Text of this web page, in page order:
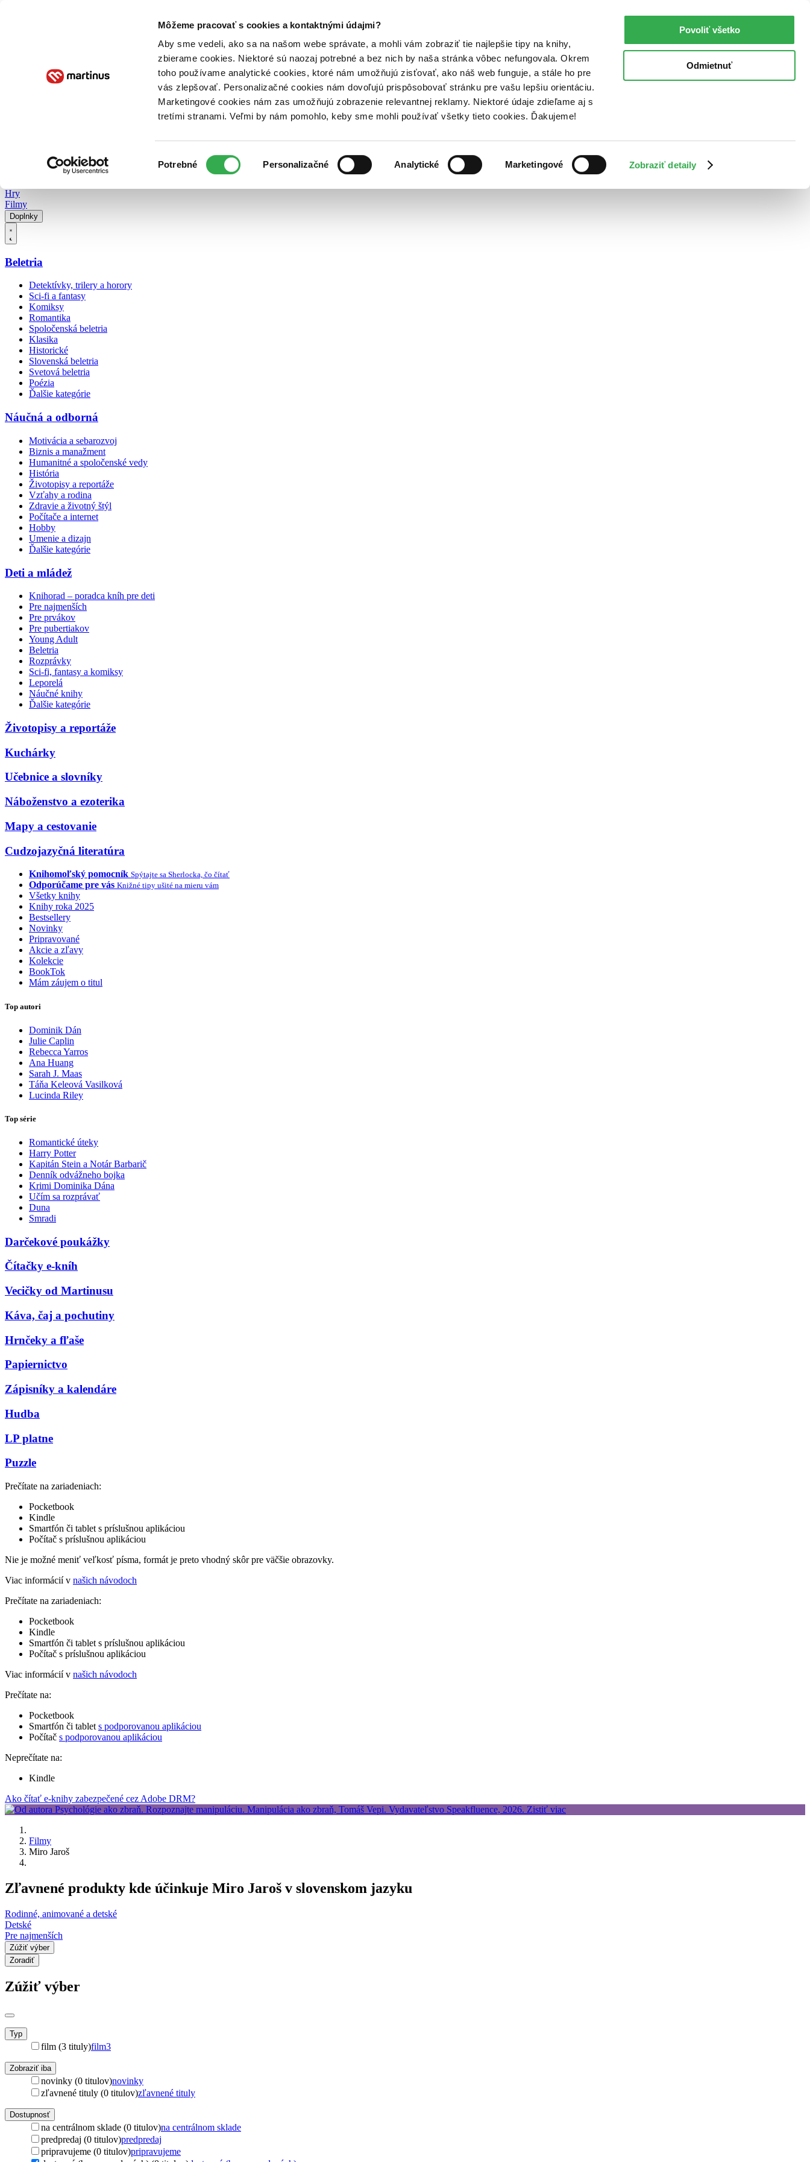
Môžeme pracovať s cookies a kontaktnými údajmi?
Aby sme vedeli, ako sa na našom webe správate, a mohli vám zobraziť tie najlepšie tipy na knihy,
zbierame cookies. Niektoré sú naozaj potrebné a bez nich by naša stránka vôbec nefungovala. Okrem
toho používame analytické cookies, ktoré nám umožňujú zisťovať, ako náš web funguje, a stále ho pre
vás zlepšovať. Personalizačné cookies nám dovoľujú prispôsobovať stránku pre vašu lepšiu orientáciu.
Marketingové cookies nám zas umožňujú zobrazenie relevantnej reklamy. Niektoré údaje zdieľame aj s
tretími stranami. Veľmi by nám pomohlo, keby sme mohli používať všetky tieto cookies. Ďakujeme!
súhlasu
Potrebné Personalizačné Analytické Marketingové Zobraziť detaily
Povoliť všetko
Odmietnuť
Poukážky Kontakt
Hry
Filmy
Doplnky
Beletria
Detektívky, trilery a horory
Sci-fi a fantasy
Komiksy
Romantika
Spoločenská beletria
Klasika
Historické
Slovenská beletria
Svetová beletria
Poézia
Ďalšie kategórie
Náučná a odborná
Motivácia a sebarozvoj
Biznis a manažment
Humanitné a spoločenské vedy
História
Životopisy a reportáže
Vzťahy a rodina
Zdravie a životný štýl
Počítače a internet
Hobby
Umenie a dizajn
Ďalšie kategórie
Deti a mládež
Knihorad – poradca kníh pre deti
Pre najmenších
Pre prvákov
Pre pubertiakov
Young Adult
Beletria
Rozprávky
Sci-fi, fantasy a komiksy
Leporelá
Náučné knihy
Ďalšie kategórie
Životopisy a reportáže
Kuchárky
Učebnice a slovníky
Náboženstvo a ezoterika
Mapy a cestovanie
Cudzojazyčná literatúra
Knihomoľský pomocník Spýtajte sa Sherlocka, čo čítať
Odporúčame pre vás Knižné tipy ušité na mieru vám
Všetky knihy
Knihy roka 2025
Bestsellery
Novinky
Pripravované
Akcie a zľavy
Kolekcie
BookTok
Mám záujem o titul
Top autori
Dominik Dán
Julie Caplin
Rebecca Yarros
Ana Huang
Sarah J. Maas
Táňa Keleová Vasilková
Lucinda Riley
Top série
Romantické úteky
Harry Potter
Kapitán Stein a Notár Barbarič
Denník odvážneho bojka
Krimi Dominika Dána
Učím sa rozprávať
Duna
Smradi
Darčekové poukážky
Čítačky e-kníh
Vecičky od Martinusu
Káva, čaj a pochutiny
Hrnčeky a fľaše
Papiernictvo
Zápisníky a kalendáre
Hudba
LP platne
Puzzle
Prečítate na zariadeniach:
Pocketbook
Kindle
Smartfón či tablet s príslušnou aplikáciou
Počítač s príslušnou aplikáciou
Nie je možné meniť veľkosť písma, formát je preto vhodný skôr pre väčšie obrazovky.
Viac informácií v našich návodoch
Prečítate na zariadeniach:
Pocketbook
Kindle
Smartfón či tablet s príslušnou aplikáciou
Počítač s príslušnou aplikáciou
Viac informácií v našich návodoch
Prečítate na:
Pocketbook
Smartfón či tablet s podporovanou aplikáciou
Počítač s podporovanou aplikáciou
Neprečítate na:
Kindle
Ako čítať e-knihy zabezpečené cez Adobe DRM?
Filmy
Miro Jaroš
Zľavnené produkty kde účinkuje Miro Jaroš v slovenskom jazyku
Rodinné, animované a detské
Detské
Pre najmenších
Zúžiť výber
Zoradiť
Zúžiť výber
Typ
film (3 tituly)film3
Zobraziť iba
novinky (0 titulov)novinky
zľavnené tituly (0 titulov)zľavnené tituly
Dostupnosť
na centrálnom sklade (0 titulov)na centrálnom sklade
predpredaj (0 titulov)predpredaj
pripravujeme (0 titulov)pripravujeme